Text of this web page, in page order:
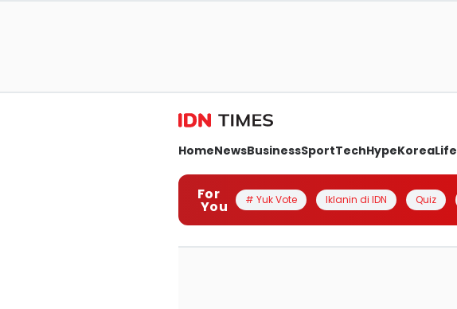
HomeNewsBusinessSportTechHypeKoreaLife
For
You # Yuk Vote Iklanin di IDN Quiz